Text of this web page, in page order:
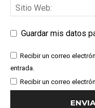
Guardar mis datos
Recibir un correo
entrada.
Recibir un correo